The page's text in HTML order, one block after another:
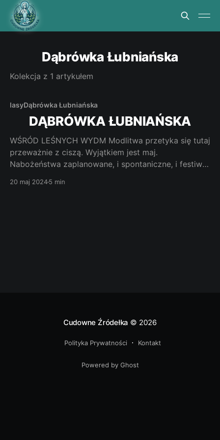
Dąbrówka Łubniańska
Kolekcja z 1 artykułem
lasyDąbrówka Łubniańska
DĄBRÓWKA ŁUBNIAŃSKA
WŚRÓD LEŚNYCH WYDM Modlitwa przetyka się tutaj
przeważnie z ciszą. Wyjątkiem jest maj.
Nabożeństwa zaplanowane, i spontaniczne, i festiwal
wyśpiewuje w lesie psalmy i pieśni, które tu w maju
20 maj 20245 min
Cudowne Źródełka © 2026
Polityka Prywatności Kontakt
Powered by Ghost